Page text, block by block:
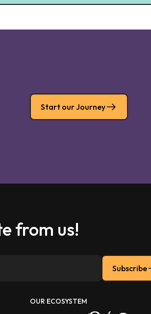
Start our Journey
from us!
Subscribe
OUR ECOSYSTEM